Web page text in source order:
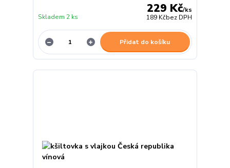
229 Kč/ks
189 Kčbez DPH
Skladem 2 ks
Přidat do košíku